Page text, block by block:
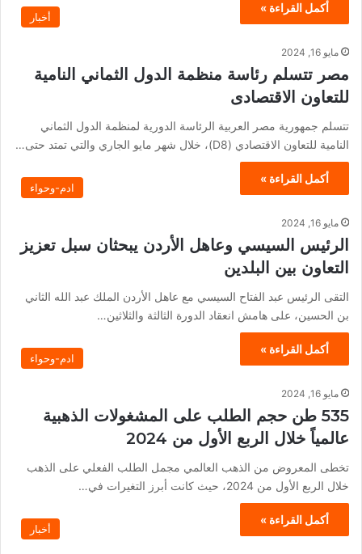
أكمل القراءة »
أخبار
مايو 16, 2024
مصر تتسلم رئاسة منظمة الدول الثماني النامية
للتعاون الاقتصادى
تتسلم جمهورية مصر العربية الرئاسة الدورية لمنظمة الدول الثماني
النامية للتعاون الاقتصادي (D8)، خلال شهر مايو الجاري والتي تمتد حتى…
أكمل القراءة »
ادم-وحواء
مايو 16, 2024
الرئيس السيسي وعاهل الأردن يبحثان سبل تعزيز
التعاون بين البلدين
التقى الرئيس عبد الفتاح السيسي مع عاهل الأردن الملك عبد الله الثاني
بن الحسين، على هامش انعقاد الدورة الثالثة والثلاثين…
أكمل القراءة »
ادم-وحواء
مايو 16, 2024
535 طن حجم الطلب على المشغولات الذهبية
عالمياً خلال الربع الأول من 2024
تخطى المعروض من الذهب العالمي مجمل الطلب الفعلي على الذهب
خلال الربع الأول من 2024، حيث كانت أبرز التغيرات في…
أكمل القراءة »
أخبار